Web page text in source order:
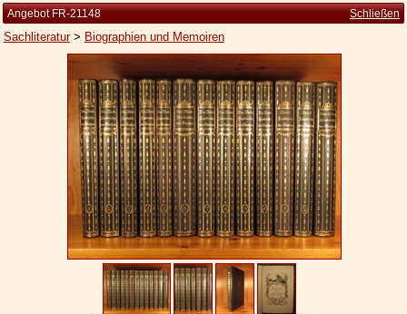
Zur Person
Kleine Kulturgeschichte
Die Brockhaus Auflagen
Die Meyer Auflagen
Zu den Angeboten
Angebot FR-21148 Schließen
Sachliteratur> Biographien und Memoiren